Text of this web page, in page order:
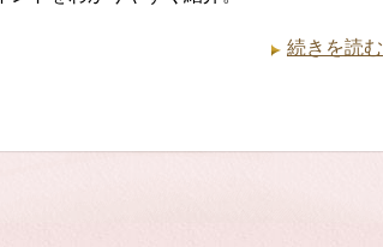
続きを読む